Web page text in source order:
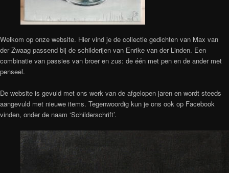
Welkom op onze website. Hier vind je de collectie gedichten van Max van
der Zwaag passend bij de schilderijen van Enrike van der Linden. Een
combinatie van passies van broer en zus: de één met pen en de ander met
penseel.
De website is gevuld met ons werk van de afgelopen jaren en wordt steeds
aangevuld met nieuwe items. Tegenwoordig kun je ons ook op Facebook
vinden, onder de naam ‘Schilderschrift’.